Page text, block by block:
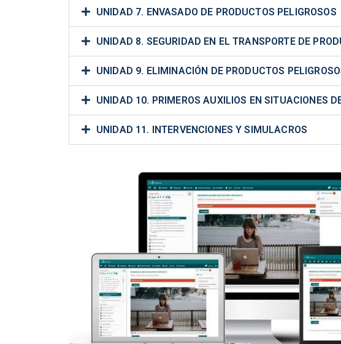
UNIDAD 7. ENVASADO DE PRODUCTOS PELIGROSOS
UNIDAD 8. SEGURIDAD EN EL TRANSPORTE DE
UNIDAD 9. ELIMINACIÓN DE PRODUCTOS
UNIDAD 10. PRIMEROS AUXILIOS EN SITUACIONES
UNIDAD 11. INTERVENCIONES Y SIMULACROS